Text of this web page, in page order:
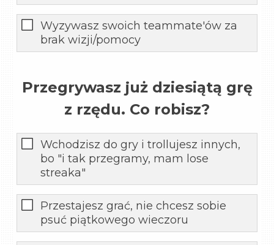
Wyzywasz swoich teammate'ów za
brak wizji/pomocy
Przegrywasz już dziesiątą grę
z rzędu. Co robisz?
Wchodzisz do gry i trollujesz innych,
bo "i tak przegramy, mam lose
streaka"
Przestajesz grać, nie chcesz sobie
psuć piątkowego wieczoru